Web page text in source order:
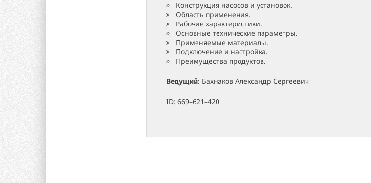
Конструкция насосов и установок.
Область применения.
Рабочие характеристики.
Основные технические параметры.
Применяемые материалы.
Подключение и настройка.
Преимущества продуктов.
Ведущий: Бахнаков Александр Сергеевич
ID: 669–621–420